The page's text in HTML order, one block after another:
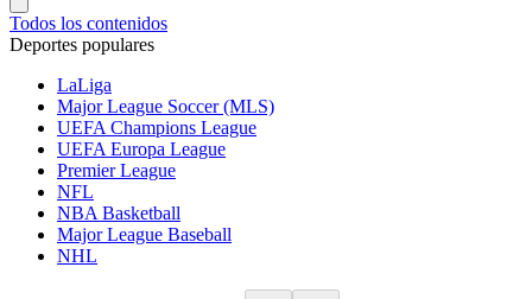
Todos los contenidos
Deportes populares
LaLiga
Major League Soccer (MLS)
UEFA Champions League
UEFA Europa League
Premier League
NFL
NBA Basketball
Major League Baseball
NHL